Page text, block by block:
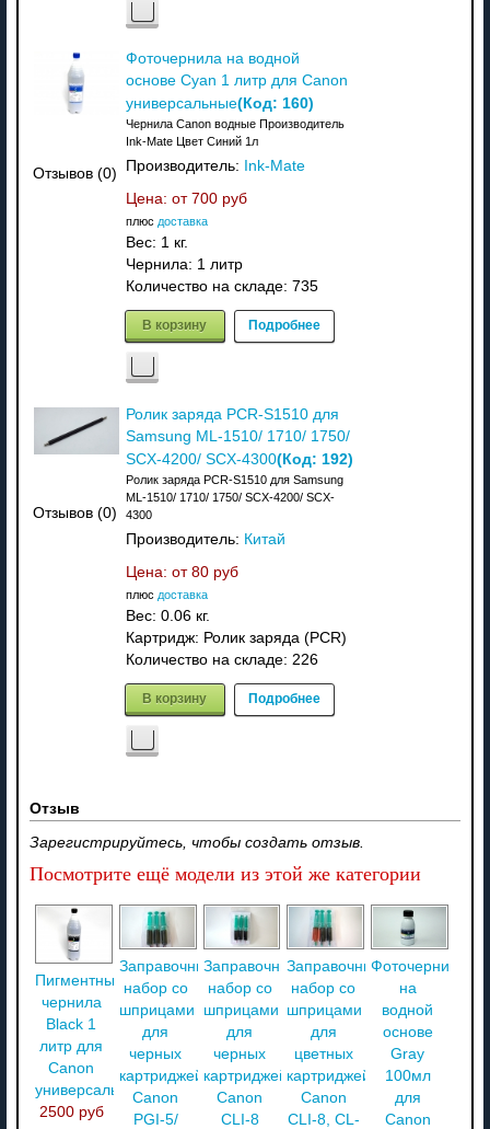
Отзывов (0)
Фоточернила на водной
основе Cyan 1 литр для Canon
универсальные(Код: 160)
Чернила Canon водные Производитель
Ink-Mate Цвет Синий 1л
Производитель: Ink-Mate
Цена: от 700 руб
плюс доставка
Вес: 1 кг.
Чернила: 1 литр
Количество на складе: 735
В корзину Подробнее
Отзывов (0)
Ролик заряда PCR-S1510 для
Samsung ML-1510/ 1710/ 1750/
SCX-4200/ SCX-4300(Код: 192)
Ролик заряда PCR-S1510 для Samsung
ML-1510/ 1710/ 1750/ SCX-4200/ SCX-
4300
Производитель: Китай
Цена: от 80 руб
плюс доставка
Вес: 0.06 кг.
Картридж: Ролик заряда (PCR)
Количество на складе: 226
В корзину Подробнее
Отзыв
Зарегистрируйтесь, чтобы создать отзыв.
Посмотрите ещё модели из этой же категории
Пигментные
чернила
Black 1
литр для
Canon
универсальные
2500 руб
Заправочный
набор со
шприцами
для
черных
картриджей
Canon
PGI-5/
Заправочный
набор со
шприцами
для
черных
картриджей
Canon
CLI-8
Заправочный
набор со
шприцами
для
цветных
картриджей
Canon
CLI-8, CL-
Фоточернила
на
водной
основе
Gray
100мл
для
Canon